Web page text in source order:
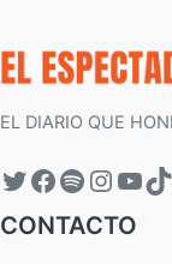
EL DIARIO QUE
CONTACTO